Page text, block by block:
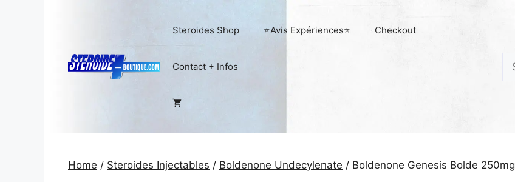
Steroides Shop ⭐Avis Expériences⭐ Checkout
Contact + Infos
Home / Steroides Injectables / Boldenone Undecylenate / Boldenone Genesis Bolde 250mg